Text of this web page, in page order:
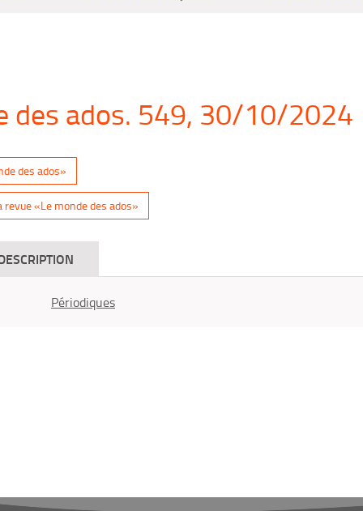
des ados. 549, 30/10/2024
des ados»
«Le monde des ados»
Périodiques